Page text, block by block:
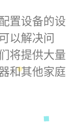
置设备的设
以解决问
将提供大量
和其他家庭